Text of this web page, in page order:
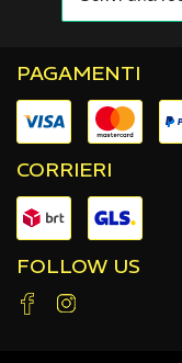
PAGAMENTI
CORRIERI
FOLLOW US